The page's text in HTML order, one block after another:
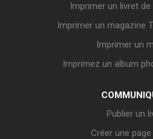
Imprimer un livret
Imprimer un magazine
Imprimer un
Imprimez un album
Publier un
Créer une